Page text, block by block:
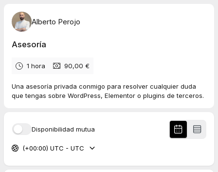
Alberto Perojo
Asesoría
1 hora 90,00 €
Una asesoría privada conmigo para resolver cualquier duda
que tengas sobre WordPress, Elementor o plugins de terceros.
Disponibilidad mutua
(+00:00) UTC - UTC